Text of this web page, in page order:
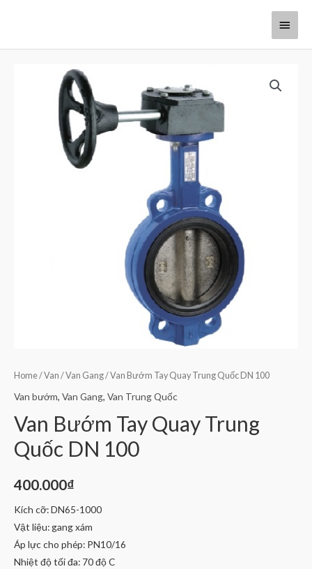
Home/Van /Van Gang/ Van Bướm Tay Quay Trung Quốc DN 100
Van bướm, Van Gang, Van Trung Quốc
Van Bướm Tay Quay Trung
Quốc DN 100
400.000₫
Kích cỡ: DN65-1000
Vật liệu: gang xám
Áp lực cho phép: PN10/16
Nhiệt độ tối đa: 70 độ C